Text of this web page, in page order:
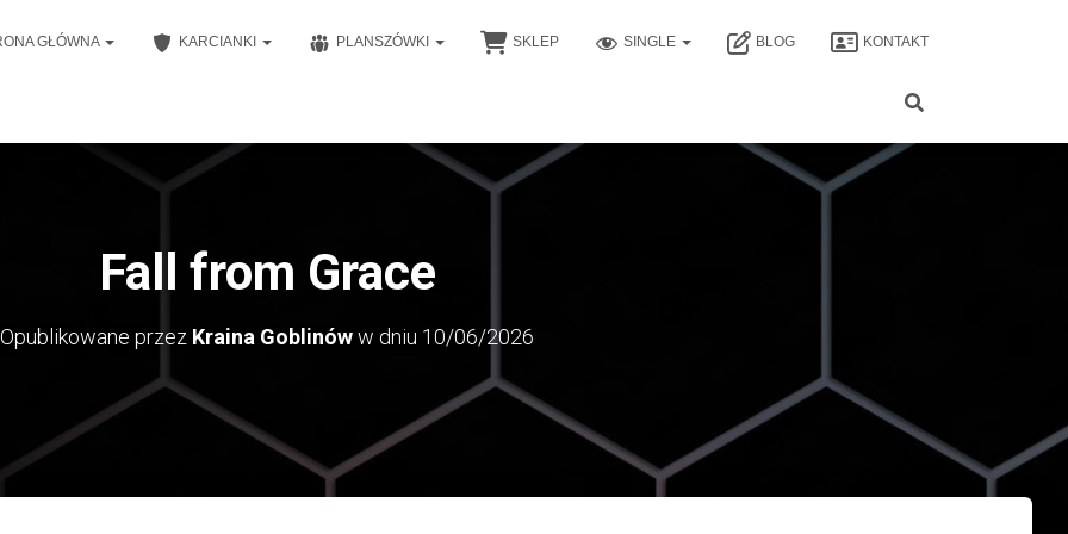
GŁÓWNA KARCIANKI PLANSZÓWKI SKLEP SINGLE BLOG KONTAKT
Fall from Grace
Opublikowane przez Kraina Goblinóww dniu 10/06/2026